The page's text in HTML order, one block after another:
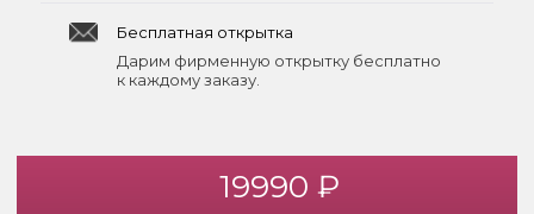
Бесплатная открытка
Дарим фирменную открытку бесплатно
к каждому заказу.
19990 ₽